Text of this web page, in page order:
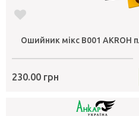
Ошийник мікс В001 AKROH
230.00 грн